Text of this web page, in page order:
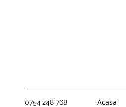
0754 248 768 Acasa